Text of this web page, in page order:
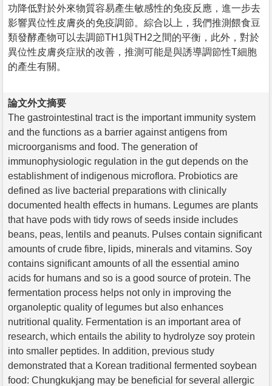
功降低對於外來物質容易產生敏感性的免疫反應，進一步去
影響異位性皮膚炎的免疫調節。綜合以上，我們推測餵食豆
類發酵產物可以去調節TH1與TH2之間的平衡，此外，對於
異位性皮膚炎症狀的改善，推測可能是與誘導調節性T細胞
的產生有關。
論文外文摘要
The gastrointestinal tract is the important immunity system
and the functions as a barrier against antigens from
microorganisms and food. The generation of
immunophysiologic regulation in the gut depends on the
establishment of indigenous microflora. Probiotics are
defined as live bacterial preparations with clinically
documented health effects in humans. Legumes are plants
that have pods with tidy rows of seeds inside includes
beans, peas, lentils and peanuts. Pulses contain significant
amounts of crude fibre, lipids, minerals and vitamins. Soy
contains significant amounts of all the essential amino
acids for humans and so is a good source of protein. The
fermentation process helps not only in improving the
organoleptic quality of legumes but also enhances
nutritional quality. Fermentation is an important area of
research, which entails the ability to hydrolyze soy protein
into smaller peptides. In addition, previous study
demonstrated that a Korean traditional fermented soybean
food: Chungkukjang may be beneficial for several allergic